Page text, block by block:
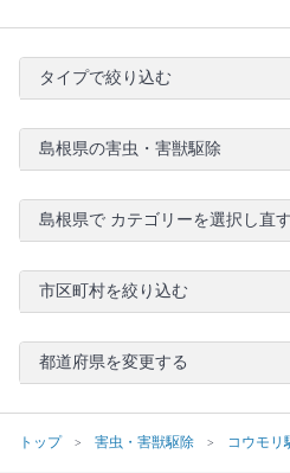
タイプで絞り込む
島根県の害虫・害獣駆除
島根県で カテゴリーを選択し直す
市区町村を絞り込む
都道府県を変更する
トップ 害虫・害獣駆除 コウモリ